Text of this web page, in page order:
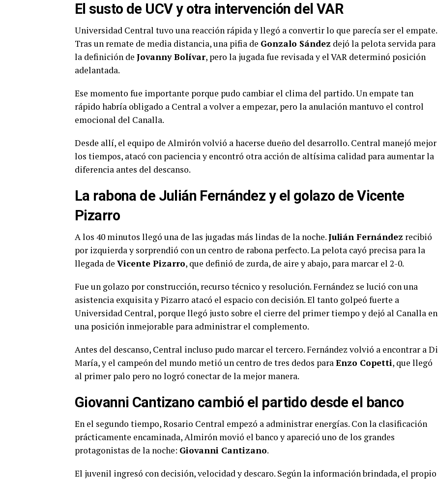
El susto de UCV y otra intervención del VAR
Universidad Central tuvo una reacción rápida y llegó a convertir lo que parecía ser el empate.
Tras un remate de media distancia, una pifia de Gonzalo Sández dejó la pelota servida para
la definición de Jovanny Bolívar, pero la jugada fue revisada y el VAR determinó posición
adelantada.
Ese momento fue importante porque pudo cambiar el clima del partido. Un empate tan
rápido habría obligado a Central a volver a empezar, pero la anulación mantuvo el control
emocional del Canalla.
Desde allí, el equipo de Almirón volvió a hacerse dueño del desarrollo. Central manejó mejor
los tiempos, atacó con paciencia y encontró otra acción de altísima calidad para aumentar la
diferencia antes del descanso.
La rabona de Julián Fernández y el golazo de Vicente
Pizarro
A los 40 minutos llegó una de las jugadas más lindas de la noche.Julián Fernández recibió
por izquierda y sorprendió con un centro de rabona perfecto. La pelota cayó precisa para la
llegada de Vicente Pizarro, que definió de zurda, de aire y abajo, para marcar el 2-0.
Fue un golazo por construcción, recurso técnico y resolución. Fernández se lució con una
asistencia exquisita y Pizarro atacó el espacio con decisión. El tanto golpeó fuerte a
Universidad Central, porque llegó justo sobre el cierre del primer tiempo y dejó al Canalla en
una posición inmejorable para administrar el complemento.
Antes del descanso, Central incluso pudo marcar el tercero. Fernández volvió a encontrar a Di
María, y el campeón del mundo metió un centro de tres dedos paraEnzo Copetti, que llegó
al primer palo pero no logró conectar de la mejor manera.
Giovanni Cantizano cambió el partido desde el banco
En el segundo tiempo, Rosario Central empezó a administrar energías. Con la clasificación
prácticamente encaminada, Almirón movió el banco y apareció uno de los grandes
protagonistas de la noche: Giovanni Cantizano.
El juvenil ingresó con decisión, velocidad y descaro. Según la información brindada, el propio